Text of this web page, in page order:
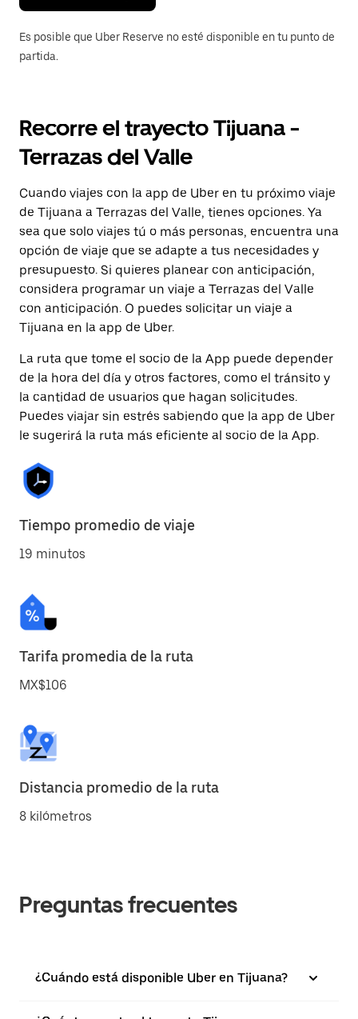
Es posible que Uber Reserve no esté disponible en tu punto de
partida.
Recorre el trayecto Tijuana -
Terrazas del Valle
Cuando viajes con la app de Uber en tu próximo viaje
de Tijuana a Terrazas del Valle, tienes opciones. Ya
sea que solo viajes tú o más personas, encuentra una
opción de viaje que se adapte a tus necesidades y
presupuesto. Si quieres planear con anticipación,
considera programar un viaje a Terrazas del Valle
con anticipación. O puedes solicitar un viaje a
Tijuana en la app de Uber.
La ruta que tome el socio de la App puede depender
de la hora del día y otros factores, como el tránsito y
la cantidad de usuarios que hagan solicitudes.
Puedes viajar sin estrés sabiendo que la app de Uber
le sugerirá la ruta más eficiente al socio de la App.
Tiempo promedio de viaje
19 minutos
Tarifa promedia de la ruta
MX$106
Distancia promedio de la ruta
8 kilómetros
Preguntas frecuentes
¿Cuándo está disponible Uber en Tijuana?